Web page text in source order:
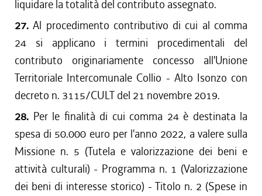
liquidare la totalità del contributo assegnato.
27.Al procedimento contributivo di cui al comma
24 si applicano i termini procedimentali del
contributo originariamente concesso all'Unione
Territoriale Intercomunale Collio - Alto Isonzo con
decreto n. 3115/CULT del 21 novembre 2019.
28. Per le finalità di cui comma 24 è destinata la
spesa di 50.000 euro per l'anno 2022, a valere sulla
Missione n. 5 (Tutela e valorizzazione dei beni e
attività culturali) - Programma n. 1 (Valorizzazione
dei beni di interesse storico) - Titolo n. 2 (Spese in